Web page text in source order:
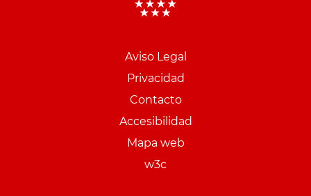
Aviso Legal
Privacidad
Contacto
Accesibilidad
Mapa web
w3c